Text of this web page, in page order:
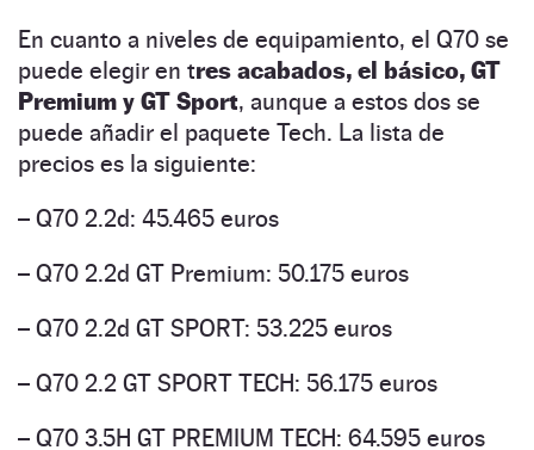
En cuanto a niveles de equipamiento, el Q70 se
puede elegir en tres acabados, el básico, GT
Premium y GT Sport, aunque a estos dos se
puede añadir el paquete Tech. La lista de
precios es la siguiente:
– Q70 2.2d: 45.465 euros
– Q70 2.2d GT Premium: 50.175 euros
– Q70 2.2d GT SPORT: 53.225 euros
– Q70 2.2 GT SPORT TECH: 56.175 euros
– Q70 3.5H GT PREMIUM TECH: 64.595 euros